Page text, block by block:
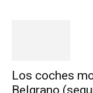
Los coches
Belgrano